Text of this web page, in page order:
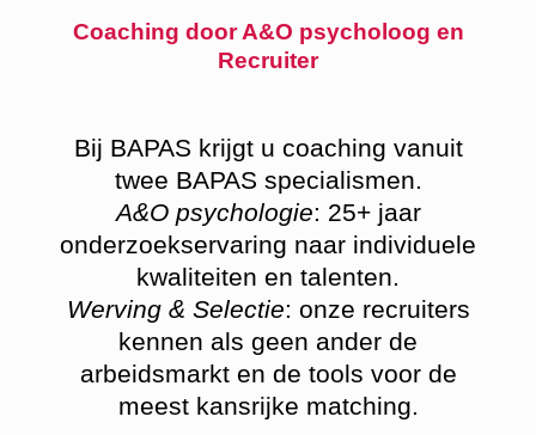
Coaching door A&O psycholoog en
Recruiter
Bij BAPAS krijgt u coaching vanuit
twee BAPAS specialismen.
A&O psychologie: 25+ jaar
onderzoekservaring naar individuele
kwaliteiten en talenten.
Werving & Selectie: onze recruiters
kennen als geen ander de
arbeidsmarkt en de tools voor de
meest kansrijke matching.